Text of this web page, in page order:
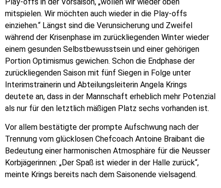
mitspielen. Wir möchten auch wieder in die Play-offs
einziehen.“ Längst sind die Verunsicherung und Zweifel
während der Krisenphase im zurückliegenden Winter wieder
einem gesunden Selbstbewusstsein und einer gehörigen
Portion Optimismus gewichen. Schon die Endphase der
zurückliegenden Saison mit fünf Siegen in Folge unter
Interimstrainerin und Abteilungsleiterin Angela Krings
deutete an, dass in der Mannschaft erheblich mehr Potenzial
als nur für den letztlich mäßigen Platz sechs vorhanden ist.
Vor allem bestätigte der prompte Aufschwung nach der
Trennung vom glücklosen Chefcoach Antoine Braibant die
Bedeutung einer harmonischen Atmosphäre für die Neusser
Korbjägerinnen: „Der Spaß ist wieder in der Halle zurück“,
meinte Krings bereits nach dem Saisonende vielsagend.